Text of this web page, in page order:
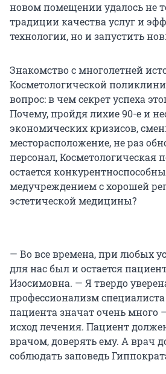
новом помещении удалось не
традиции качества услуг и
технологии, но и запустить
Знакомство с многолетней
Косметологической
вопрос: в чем секрет успеха
Почему, пройдя лихие 90-е и
экономических кризисов,
месторасположение, не раз
персонал, Косметологическая
остается
медучреждением с хорошей
эстетической медицины?
— Во все времена, при любых
для нас был и остается
Изосимовна. — Я твердо
профессионализм
пациента значат очень много
исход лечения. Пациент
врачом, доверять ему. А врач
соблюдать заповедь